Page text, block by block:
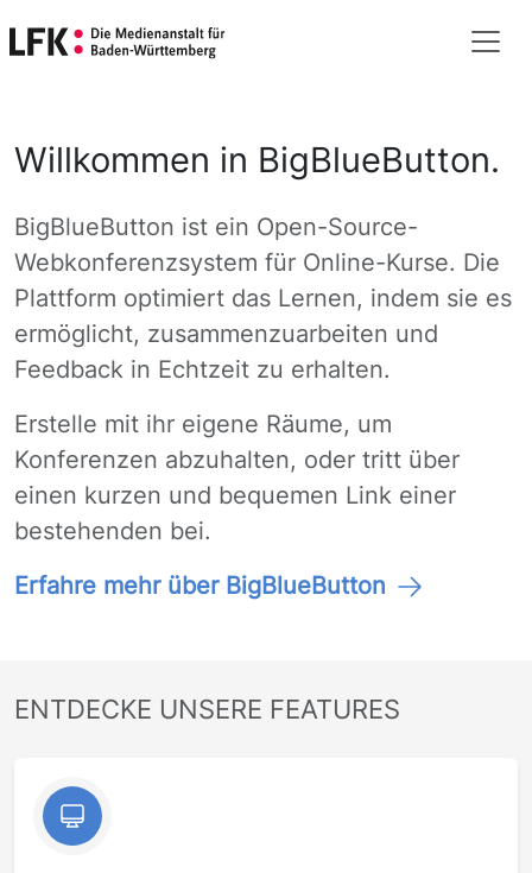
Willkommen in BigBlueButton.
BigBlueButton ist ein Open-Source-
Webkonferenzsystem für Online-Kurse. Die
Plattform optimiert das Lernen, indem sie es
ermöglicht, zusammenzuarbeiten und
Feedback in Echtzeit zu erhalten.
Erstelle mit ihr eigene Räume, um
Konferenzen abzuhalten, oder tritt über
einen kurzen und bequemen Link einer
bestehenden bei.
Erfahre mehr über BigBlueButton
ENTDECKE UNSERE FEATURES